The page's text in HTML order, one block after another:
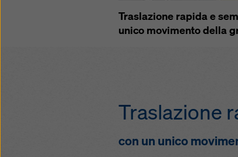
Traslazione rapida e
unico movimento della
Traslazione
con un unico